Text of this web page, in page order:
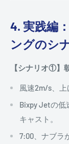
4. 実践編
ングのシ
【シナリオ①】
風速2m/s、上
Bixpy Jetの低
キャスト。
7:00、ナブラ